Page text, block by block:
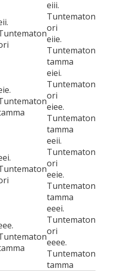
eiii.
Tuntematon
ori
eiie.
Tuntematon
tamma
eiei.
Tuntematon
ori
eiee.
Tuntematon
tamma
eeii.
Tuntematon
ori
eeie.
Tuntematon
tamma
eeei.
Tuntematon
ori
eeee.
Tuntematon
tamma